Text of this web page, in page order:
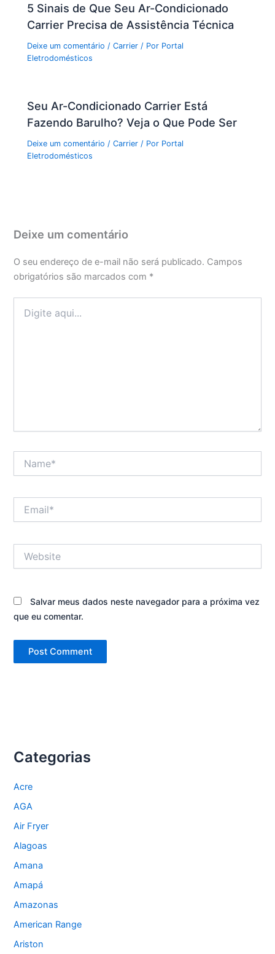
5 Sinais de Que Seu Ar-Condicionado
Carrier Precisa de Assistência Técnica
Deixe um comentário /Carrier / Por Portal
Eletrodomésticos
Seu Ar-Condicionado Carrier Está
Fazendo Barulho? Veja o Que Pode Ser
Deixe um comentário /Carrier / Por Portal
Eletrodomésticos
Deixe um comentário
O seu endereço de e-mail não será publicado. Campos
obrigatórios são marcados com *
aqui...
Salvar meus dados neste navegador para a próxima vez
que eu comentar.
Categorias
Acre
AGA
Air Fryer
Alagoas
Amana
Amapá
Amazonas
American Range
Ariston